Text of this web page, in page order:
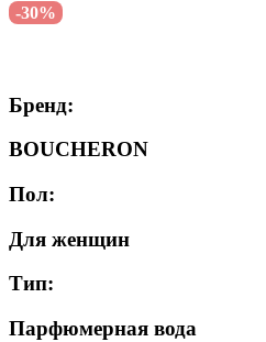
-30%
Бренд:
BOUCHERON
Пол:
Для женщин
Тип:
Парфюмерная вода